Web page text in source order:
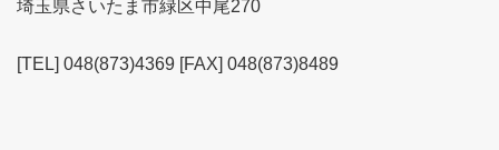
埼玉県さいたま市緑区中尾270
[TEL] 048(873)4369 [FAX] 048(873)8489